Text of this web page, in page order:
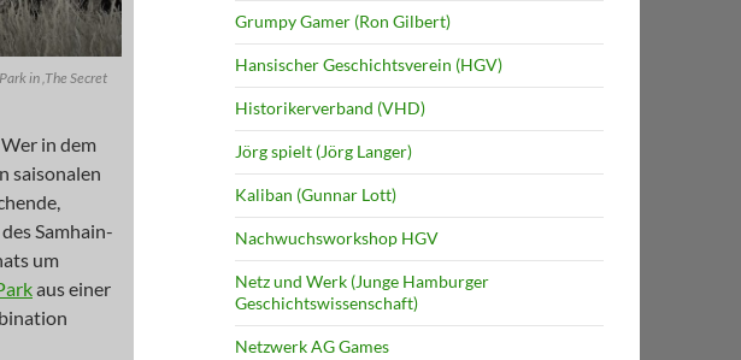
in ‚The Secret
Wer in dem
saisonalen
Samhain-
um
aus einer
Grumpy Gamer (Ron Gilbert)
Hansischer Geschichtsverein (HGV)
Historikerverband (VHD)
Jörg spielt (Jörg Langer)
Kaliban (Gunnar Lott)
Nachwuchsworkshop HGV
Netz und Werk (Junge Hamburger
Geschichtswissenschaft)
Netzwerk AG Games